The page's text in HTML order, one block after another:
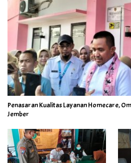
Penasaran Kualitas Layanan Homecare,
Jember